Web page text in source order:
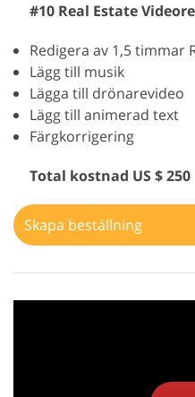
#10 Real Estate
Redigera av 1,5 timmar
Lägg till musik
Lägga till drönarevideo
Lägg till animerad text
Färgkorrigering
Total kostnad US $ 250
Skapa beställning